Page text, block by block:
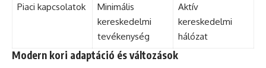
Piaci kapcsolatok
Minimális
kereskedelmi
tevékenység
Aktív
kereskedelmi
hálózat
Modern kori adaptáció és változások